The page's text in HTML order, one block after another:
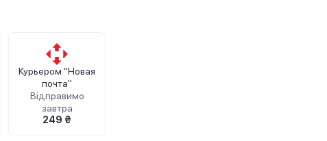
Курьером "Новая
почта"
Відправимо
завтра
249 ₴